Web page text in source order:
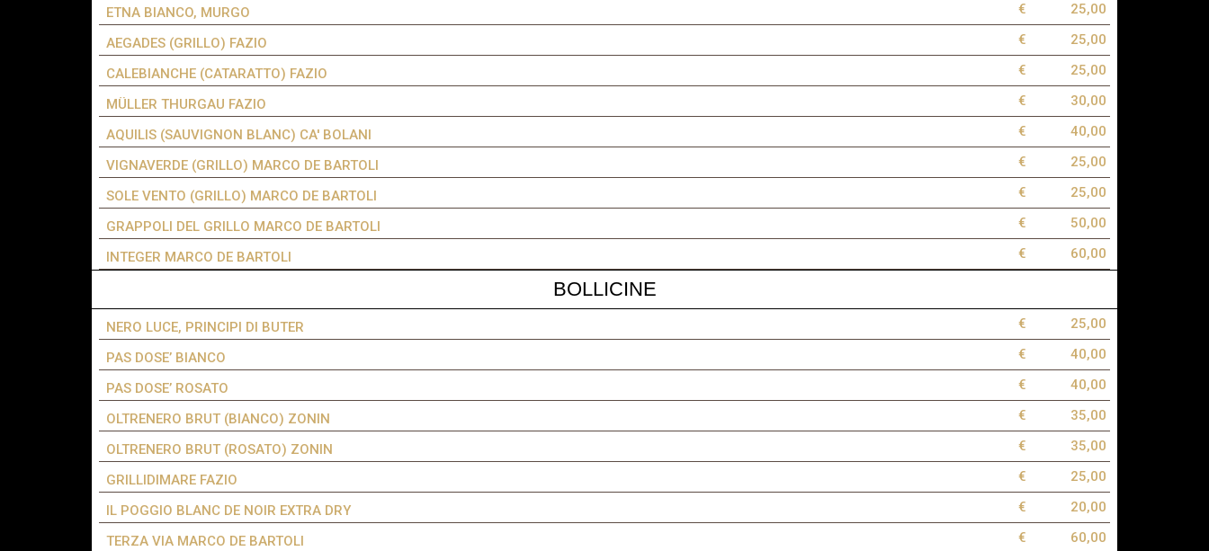
ETNA BIANCO, MURGO € 25,00
AEGADES (GRILLO) FAZIO € 25,00
CALEBIANCHE (CATARATTO) FAZIO € 25,00
MÜLLER THURGAU FAZIO € 30,00
AQUILIS (SAUVIGNON BLANC) CA' BOLANI € 40,00
VIGNAVERDE (GRILLO) MARCO DE BARTOLI € 25,00
SOLE VENTO (GRILLO) MARCO DE BARTOLI € 25,00
GRAPPOLI DEL GRILLO MARCO DE BARTOLI € 50,00
INTEGER MARCO DE BARTOLI € 60,00
BOLLICINE
NERO LUCE, PRINCIPI DI BUTER € 25,00
PAS DOSE’ BIANCO € 40,00
PAS DOSE’ ROSATO € 40,00
OLTRENERO BRUT (BIANCO) ZONIN € 35,00
OLTRENERO BRUT (ROSATO) ZONIN € 35,00
GRILLIDIMARE FAZIO € 25,00
IL POGGIO BLANC DE NOIR EXTRA DRY € 20,00
TERZA VIA MARCO DE BARTOLI € 60,00